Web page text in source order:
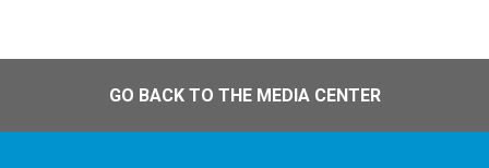
GO BACK TO THE MEDIA CENTER